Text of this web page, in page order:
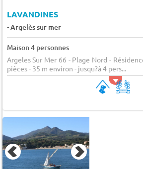
LAVANDINES
-Argelès sur mer
Maison 4 personnes
Argeles Sur Mer 66 - Plage Nord -
pièces - 35 m environ - jusqu?à 4 pers...